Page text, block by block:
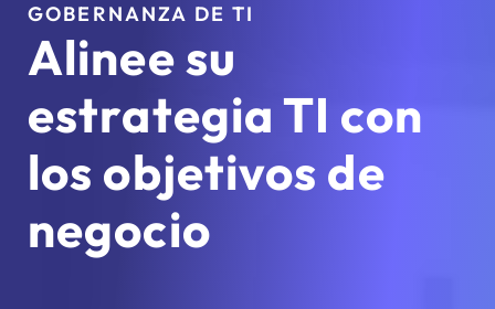
GOBERNANZA DE TI
Alinee su
estrategia TI con
los objetivos de
negocio